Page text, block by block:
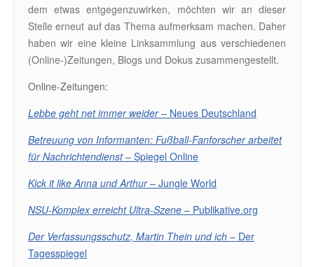
dem etwas entgegenzuwirken, möchten wir an dieser
Stelle erneut auf das Thema aufmerksam machen. Daher
haben wir eine kleine Linksammlung aus verschiedenen
(Online-)Zeitungen, Blogs und Dokus zusammengestellt.
Online-Zeitungen:
Lebbe geht net immer weider– Neues Deutschland
Betreuung von Informanten: Fußball-Fanforscher arbeitet
für Nachrichtendienst– Spiegel Online
Kick it like Anna und Arthur– Jungle World
NSU-Komplex erreicht Ultra-Szene – Publikative.org
Der Verfassungsschutz, Martin Thein und ich – Der
Tagesspiegel